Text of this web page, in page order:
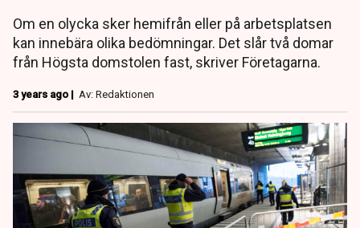
Om en olycka sker hemifrån eller på arbetsplatsen
kan innebära olika bedömningar. Det slår två domar
från Högsta domstolen fast, skriver Företagarna.
3 years ago | Av: Redaktionen